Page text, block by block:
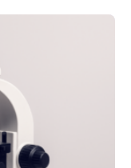
die
der
sie auch in
den Hentschel-
Geehrt
oder eine
zum Thema